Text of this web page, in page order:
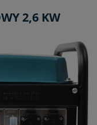
2,6 KW